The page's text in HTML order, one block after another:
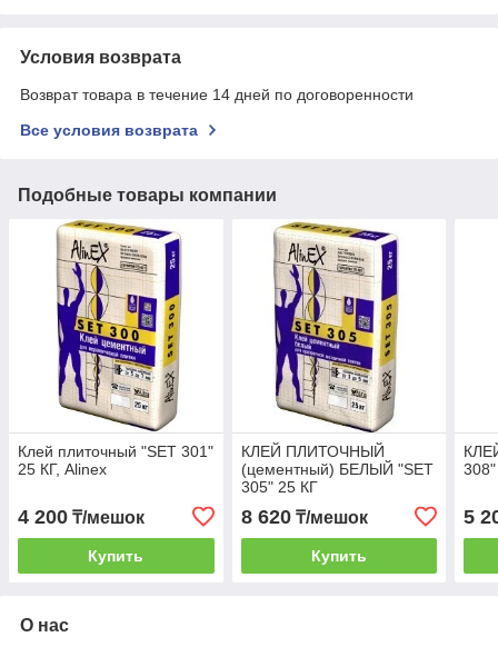
Условия возврата
Возврат товара в течение 14 дней по договоренности
Все условия возврата
Подобные товары компании
Клей плиточный "SET 301"
25 КГ, Alinex
4 200 ₸/мешок
Купить
КЛЕЙ ПЛИТОЧНЫЙ
(цементный) БЕЛЫЙ "SET
305" 25 КГ
8 620₸/мешок
Купить
5
О нас